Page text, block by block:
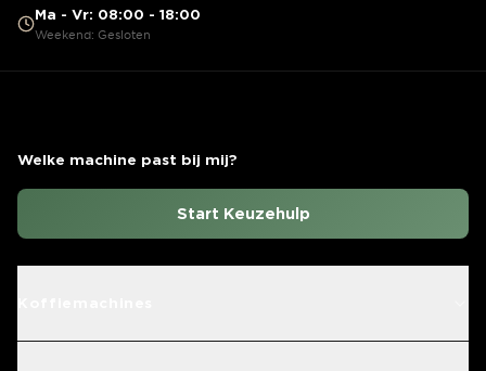
Ma - Vr: 08:00 - 18:00
Weekend: Gesloten
Welke machine past bij mij?
Start Keuzehulp